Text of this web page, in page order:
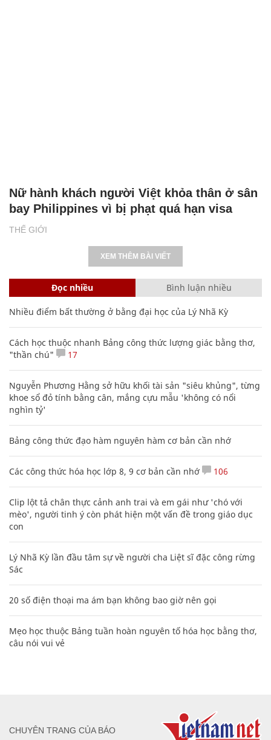
THẾ GIỚI
Nữ hành khách người Việt khỏa thân ở sân
bay Philippines vì bị phạt quá hạn visa
XEM THÊM BÀI VIẾT
Đọc nhiều Bình luận nhiều
Nhiều điểm bất thường ở bằng đại học của Lý Nhã Kỳ
Cách học thuộc nhanh Bảng công thức lượng giác bằng thơ,
"thần chú"
17
Nguyễn Phương Hằng sở hữu khối tài sản "siêu khủng", từng
khoe sổ đỏ tính bằng cân, mắng cựu mẫu 'không có nổi
nghìn tỷ'
Bảng công thức đạo hàm nguyên hàm cơ bản cần nhớ
Các công thức hóa học lớp 8, 9 cơ bản cần nhớ 106
Clip lột tả chân thực cảnh anh trai và em gái như 'chó với
mèo', người tinh ý còn phát hiện một vấn đề trong giáo dục
con
Lý Nhã Kỳ lần đầu tâm sự về người cha Liệt sĩ đặc công rừng
Sác
20 số điện thoại ma ám bạn không bao giờ nên gọi
Mẹo học thuộc Bảng tuần hoàn nguyên tố hóa học bằng thơ,
câu nói vui vẻ
CHUYÊN TRANG CỦA BÁO